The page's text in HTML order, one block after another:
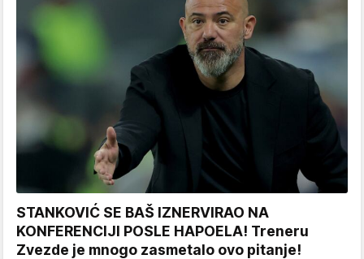
STANKOVIĆ SE BAŠ IZNERVIRAO NA
KONFERENCIJI POSLE HAPOELA! Treneru
Zvezde je mnogo zasmetalo ovo pitanje!